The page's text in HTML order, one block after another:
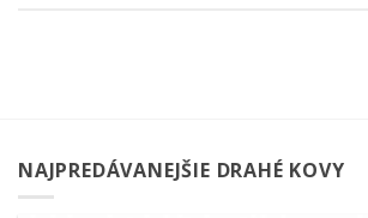
NAJPREDÁVANEJŠIE DRAHÉ KOVY